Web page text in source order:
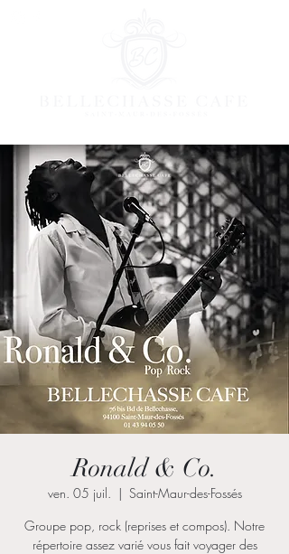
Ronald & Co.
ven. 05 juil.
  |
Saint-Maur-des-Fossés
Groupe pop, rock (reprises et compos). Notre
répertoire assez varié vous fait voyager des